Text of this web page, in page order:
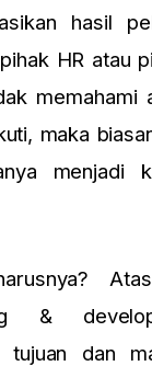
hasil
HR atau
memahami
maka
menjadi
&
tujuan dan